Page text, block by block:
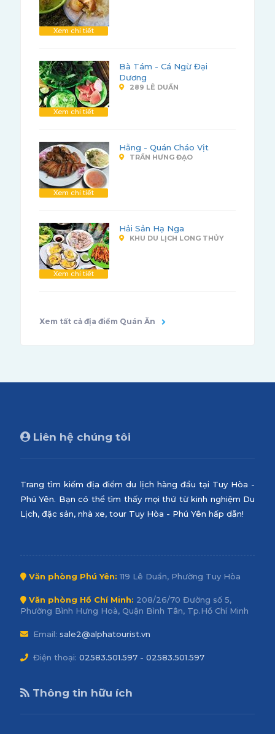
Xem chi tiết
Xem chi tiết
Bà Tám - Cá Ngừ Đại
Dương
289 LÊ DUẨN
Xem chi tiết
Hằng - Quán Cháo Vịt
TRẦN HƯNG ĐẠO
Xem chi tiết
Hải Sản Hạ Nga
KHU DU LỊCH LONG THỦY
Xem tất cả địa điểm Quán Ăn
Liên hệ chúng tôi
Trang tìm kiếm địa điểm du lịch hàng đầu tại Tuy Hòa -
Phú Yên. Bạn có thể tìm thấy mọi thứ từ kinh nghiệm Du
Lịch, đặc sản, nhà xe, tour Tuy Hòa - Phú Yên hấp dẫn!
Văn phòng Phú Yên: 119 Lê Duẩn, Phường Tuy Hòa
Văn phòng Hồ Chí Minh: 208/26/70 Đường số 5,
Phường Bình Hưng Hoà, Quận Bình Tân, Tp.Hồ Chí Minh
Email: sale2@alphatourist.vn
Điện thoại: 02583.501.597 - 02583.501.597
Thông tin hữu ích